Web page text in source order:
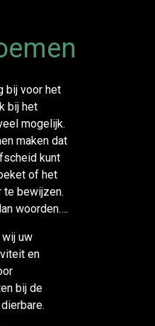
bij voor het
bij het
mogelijk.
maken dat
kunt
of het
te bewijzen.
woorden….
uw
en
bij de